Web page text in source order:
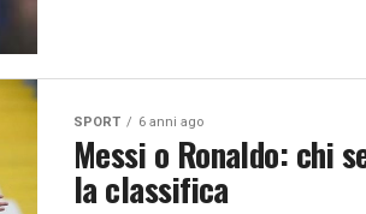
SPORT 6 anni ago
Messi o Ronaldo: chi
la classifica